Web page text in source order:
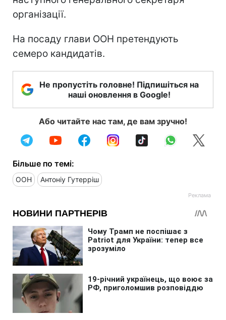
організації.
На посаду глави ООН претендують
семеро кандидатів.
Не пропустіть головне! Підпишіться на
наші оновлення в Google!
Або читайте нас там, де вам зручно!
Більше по темі:
ООН Антоніу Гутерріш